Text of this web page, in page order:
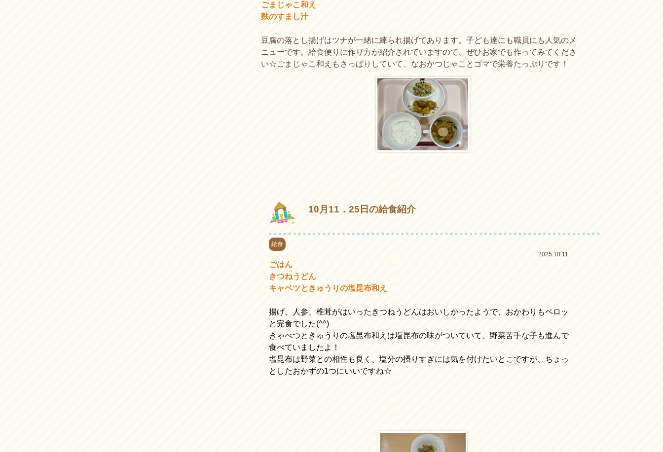
ごまじゃこ和え
麩のすまし汁
豆腐の落とし揚げはツナが一緒に練られ揚げてあります。子ども達にも職員にも人気のメ
ニューです。給食便りに作り方が紹介されていますので、ぜひお家でも作ってみてくださ
い☆ごまじゃこ和えもさっぱりしていて、なおかつじゃことゴマで栄養たっぷりです！
10月11．25日の給食紹介
給食
2025.10.11
ごはん
きつねうどん
キャベツときゅうりの塩昆布和え
揚げ、人参、椎茸がはいったきつねうどんはおいしかったようで、おかわりもペロッ
と完食でした(^^)
きゃべつときゅうりの塩昆布和えは塩昆布の味がついていて、野菜苦手な子も進んで
食べていましたよ！
塩昆布は野菜との相性も良く、塩分の摂りすぎには気を付けたいとこですが、ちょっ
としたおかずの1つにいいですね☆